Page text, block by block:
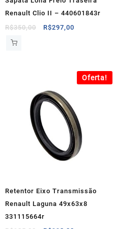
Renault Clio II – 440601843r
R$350,00
O
R$297,00
R$297,00.
Oferta!
Retentor Eixo Transmissão
Renault Laguna 49x63x8
331115664r